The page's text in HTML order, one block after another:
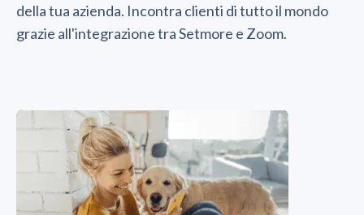
della tua azienda. Incontra clienti di tutto il mondo
grazie all'integrazione tra Setmore e Zoom.